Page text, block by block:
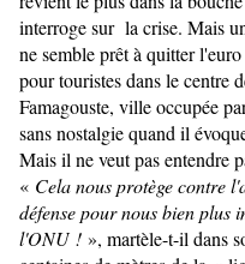
interroge sur la crise. Mais
ne semble prêt à quitter
pour touristes dans le centre
Famagouste, ville occupée
sans nostalgie quand il
Mais il ne veut pas entendre
« Cela nous protège contre
défense pour nous bien plus
l'ONU ! », martèle-t-il dans